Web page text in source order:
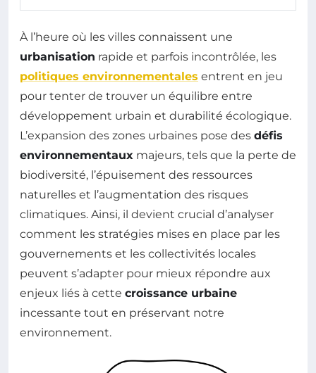
À l’heure où les villes connaissent une
urbanisation rapide et parfois incontrôlée, les
politiques environnementales entrent en jeu
pour tenter de trouver un équilibre entre
développement urbain et durabilité écologique.
L’expansion des zones urbaines pose des défis
environnementaux majeurs, tels que la perte de
biodiversité, l’épuisement des ressources
naturelles et l’augmentation des risques
climatiques. Ainsi, il devient crucial d’analyser
comment les stratégies mises en place par les
gouvernements et les collectivités locales
peuvent s’adapter pour mieux répondre aux
enjeux liés à cette croissance urbaine
incessante tout en préservant notre
environnement.